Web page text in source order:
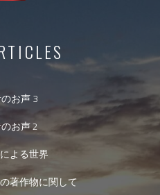
お声 3
お声 2
よる世界
著作物に関して